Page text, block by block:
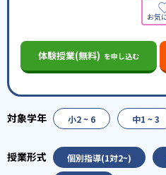
体験授業(無料) を申し込む
小2 ~ 6 中1 ~ 3
個別指導(1対2~)